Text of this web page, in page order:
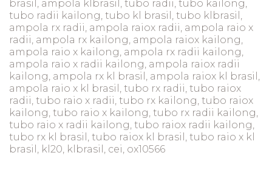
brasil, ampola klbrasil, tubo radii, tubo kailong,
tubo radii kailong, tubo kl brasil, tubo klbrasil,
ampola rx radii, ampola raiox radii, ampola raio x
radii, ampola rx kailong, ampola raiox kailong,
ampola raio x kailong, ampola rx radii kailong,
ampola raio x radii kailong, ampola raiox radii
kailong, ampola rx kl brasil, ampola raiox kl brasil,
ampola raio x kl brasil, tubo rx radii, tubo raiox
radii, tubo raio x radii, tubo rx kailong, tubo raiox
kailong, tubo raio x kailong, tubo rx radii kailong,
tubo raio x radii kailong, tubo raiox radii kailong,
tubo rx kl brasil, tubo raiox kl brasil, tubo raio x kl
brasil, kl20, klbrasil, cei, ox10566